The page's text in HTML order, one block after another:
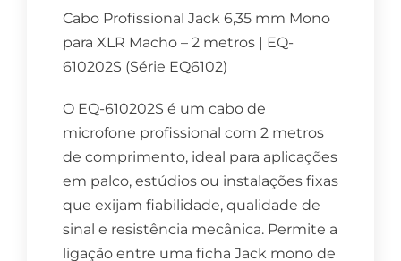
Cabo Profissional Jack 6,35 mm Mono
para XLR Macho – 2 metros | EQ-
610202S (Série EQ6102)
O EQ-610202S é um cabo de
microfone profissional com 2 metros
de comprimento, ideal para aplicações
em palco, estúdios ou instalações fixas
que exijam fiabilidade, qualidade de
sinal e resistência mecânica. Permite a
ligação entre uma ficha Jack mono de